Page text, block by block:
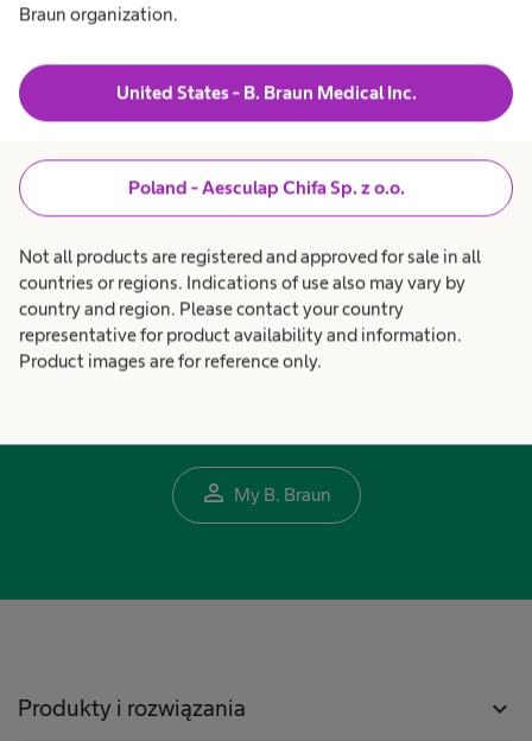
Braun organization.
United States - B. Braun Medical Inc.
Poland - Aesculap Chifa Sp. z o.o.
Not all products are registered and approved for sale in all
countries or regions. Indications of use also may vary by
country and region. Please contact your country
representative for product availability and information.
Product images are for reference only.
Pozostań w kontakcie z
firmą My B. Braun
Spersonalizowane konto sprawia, że
korzystanie z Internetu jest łatwiejsze,
person_outline My B. Braun
Produkty i rozwiązania expand_more